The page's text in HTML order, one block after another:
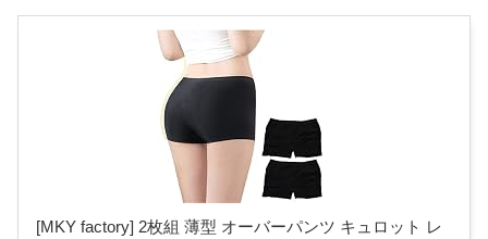
[MKY factory] 2枚組 薄型 オーバーパンツ キュロット レ